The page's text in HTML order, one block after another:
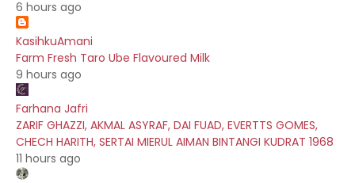
6 hours ago
KasihkuAmani
Farm Fresh Taro Ube Flavoured Milk
9 hours ago
Farhana Jafri
ZARIF GHAZZI, AKMAL ASYRAF, DAI FUAD, EVERTTS GOMES,
CHECH HARITH, SERTAI MIERUL AIMAN BINTANGI KUDRAT 1968
11 hours ago